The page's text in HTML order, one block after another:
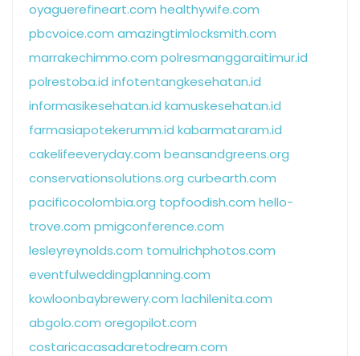
oyaguerefineart.com healthywife.com
pbcvoice.com amazingtimlocksmith.com
marrakechimmo.com polresmanggaraitimur.id
polrestoba.id infotentangkesehatan.id
informasikesehatan.id kamuskesehatan.id
farmasiapotekerumm.id kabarmataram.id
cakelifeeveryday.com beansandgreens.org
conservationsolutions.org curbearth.com
pacificocolombia.org topfoodish.com hello-
trove.com pmigconference.com
lesleyreynolds.com tomulrichphotos.com
eventfulweddingplanning.com
kowloonbaybrewery.com lachilenita.com
abgolo.com oregopilot.com
costaricacasadaretodream.com